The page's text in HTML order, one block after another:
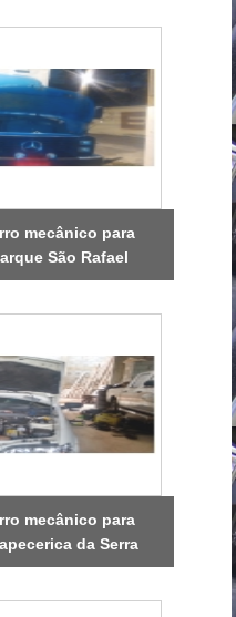
mecânico para
São Rafael
mecânico para
da Serra